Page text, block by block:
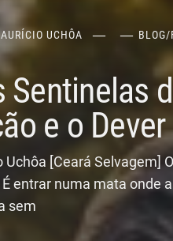
UCHÔA BLOG/
e o
Uchôa [Ceará Selvagem]
entrar numa mata onde
sem